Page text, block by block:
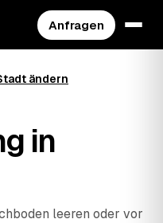
Anfragen
ändern
in
leeren oder vor